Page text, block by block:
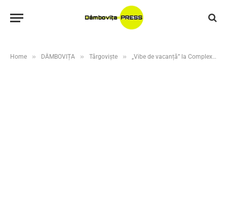
Home » DÂMBOVIȚA » Târgoviște » „Vibe de vacanță” la Complexul Turistic de Natație Târgoviște